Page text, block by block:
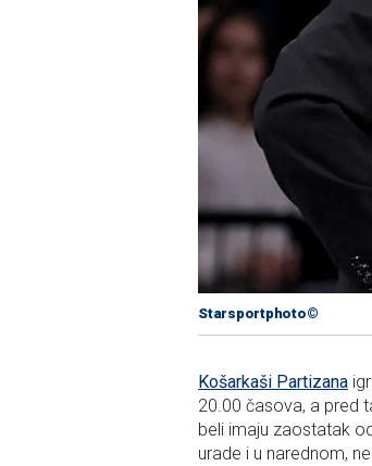
Starsportphoto©
Košarkaši Partizana
20.00 časova, a pred
beli imaju zaostatak
urade i u narednom,